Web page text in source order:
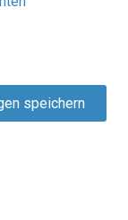
speichern